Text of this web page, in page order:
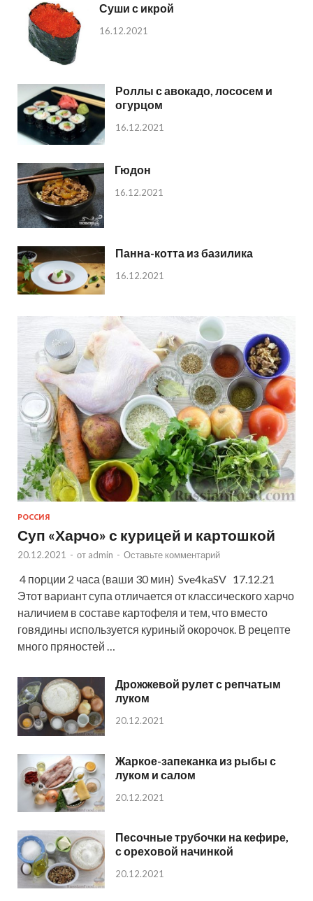
Суши с икрой
16.12.2021
Роллы с авокадо, лососем и
огурцом
16.12.2021
Гюдон
16.12.2021
Панна-котта из базилика
16.12.2021
РОССИЯ
Суп «Харчо» с курицей и картошкой
20.12.2021 - от admin - Оставьте комментарий
4 порции 2 часа (ваши 30 мин) Sve4kaSV 17.12.21
Этот вариант супа отличается от классического харчо
наличием в составе картофеля и тем, что вместо
говядины используется куриный окорочок. В рецепте
много пряностей …
Дрожжевой рулет с репчатым
луком
20.12.2021
Жаркое-запеканка из рыбы с
луком и салом
20.12.2021
Песочные трубочки на кефире,
с ореховой начинкой
20.12.2021